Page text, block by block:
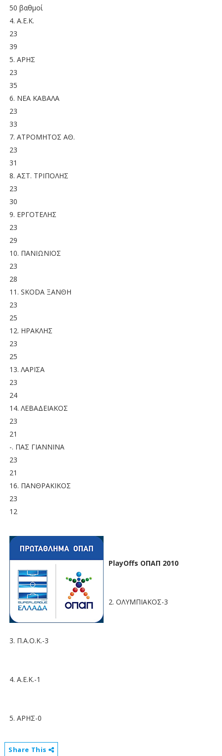
50 βαθμοί
4. Α.Ε.Κ.
23
39
5. ΑΡΗΣ
23
35
6. ΝΕΑ ΚΑΒΑΛΑ
23
33
7. ΑΤΡΟΜΗΤΟΣ ΑΘ.
23
31
8. ΑΣΤ. ΤΡΙΠΟΛΗΣ
23
30
9. ΕΡΓΟΤΕΛΗΣ
23
29
10. ΠΑΝΙΩΝΙΟΣ
23
28
11. SKODA ΞΑΝΘΗ
23
25
12. ΗΡΑΚΛΗΣ
23
25
13. ΛΑΡΙΣΑ
23
24
14. ΛΕΒΑΔΕΙΑΚΟΣ
23
21
-. ΠΑΣ ΓΙΑΝΝΙΝΑ
23
21
16. ΠΑΝΘΡΑΚΙΚΟΣ
23
12
PlayOffs ΟΠΑΠ 2010
2. ΟΛΥΜΠΙΑΚΟΣ-3
3. Π.Α.Ο.Κ.-3
4. Α.Ε.Κ.-1
5. ΑΡΗΣ-0
Share This